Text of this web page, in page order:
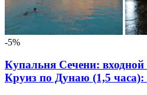
-5%
Купальня Сечени: входной
Круиз по Дунаю (1,5